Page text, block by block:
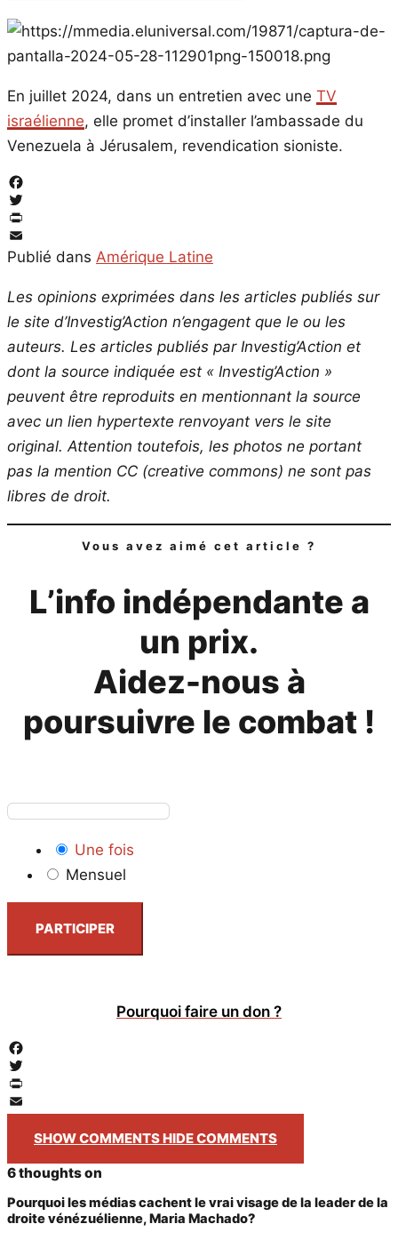
En juillet 2024, dans un entretien avec une TV
israélienne, elle promet d’installer l’ambassade du
Venezuela à Jérusalem, revendication sioniste.
Facebook
Twitter
PrintFriendly
Email
Publié dans Amérique Latine
Les opinions exprimées dans les articles publiés sur
le site d’Investig’Action n’engagent que le ou les
auteurs. Les articles publiés par Investig’Action et
dont la source indiquée est « Investig’Action »
peuvent être reproduits en mentionnant la source
avec un lien hypertexte renvoyant vers le site
original. Attention toutefois, les photos ne portant
pas la mention CC (creative commons) ne sont pas
libres de droit.
Vous avez aimé cet article ?
L’info indépendante a
un prix.
Aidez-nous à
poursuivre le combat !
Une fois
Mensuel
PARTICIPER
Pourquoi faire un don ?
Facebook
Twitter
PrintFriendly
Email
SHOW COMMENTSHIDE COMMENTS
6 thoughts on
Pourquoi les médias cachent le vrai visage de la leader de la
droite vénézuélienne, Maria Machado?